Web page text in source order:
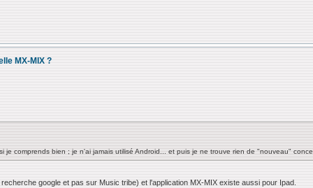
MX-MIX ?
je comprends bien ; je n'ai jamais utilisé Android... et puis je ne trouve rien de "nouveau"
google et pas sur Music tribe) et l'application MX-MIX existe aussi pour Ipad.